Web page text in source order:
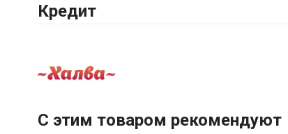
Кредит
С этим товаром рекомендуют